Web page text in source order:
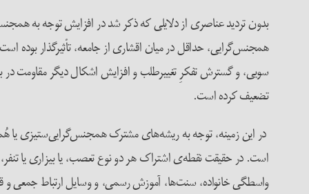
بدون تردید عناصری از دلایلی که ذکر شد در افزایش توجه به
همجنس‌گرایی، حداقل در میان اقشاری از جامعه، تأثیرگذار بوده
سویی، و گسترش تفکرِ تغییر‌طلب و افزایش اشکال دیگر مقاومت در
تضعیف کرده است.
در این زمینه، توجه به ریشه‌های مشترک همجنس‌گرایی‌ستیزی یا
است. در حقیقت نقطه‌ی اشتراک هر دو نوع تعصب، یا بیزاری یا
واسطگی خانواده، سنت‌ها، آموزش رسمی، و وسایل ارتباط جمعی و